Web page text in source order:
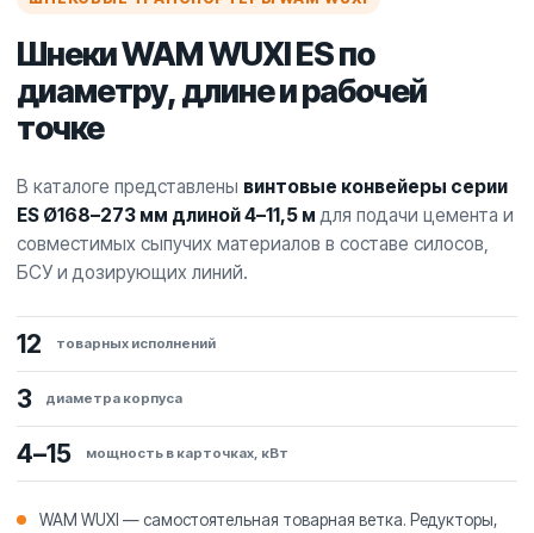
Шнеки WAM WUXI ES по
диаметру, длине и рабочей
точке
В каталоге представлены винтовые конвейеры серии
ES Ø168–273 мм длиной 4–11,5 м для подачи цемента и
совместимых сыпучих материалов в составе силосов,
БСУ и дозирующих линий.
12 товарных исполнений
3 диаметра корпуса
4–15 мощность в карточках, кВт
WAM WUXI — самостоятельная товарная ветка. Редукторы,